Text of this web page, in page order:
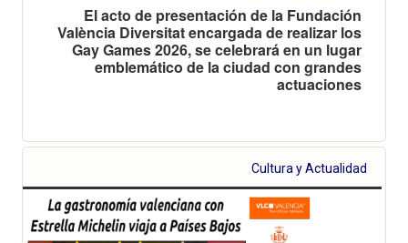
El acto de presentación de la Fundación
València Diversitat encargada de realizar los
Gay Games 2026, se celebrará en un lugar
emblemático de la ciudad con grandes
actuaciones
Cultura y Actualidad